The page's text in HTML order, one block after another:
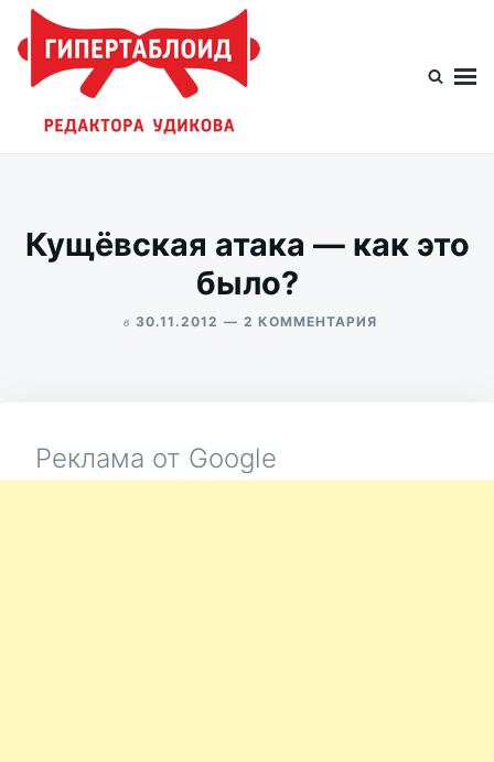
Перейти
содержимому
Искать:
Кущёвская атака — как это
было?
в 30.11.2012 2 КОММЕНТАРИЯК
Реклама от Google